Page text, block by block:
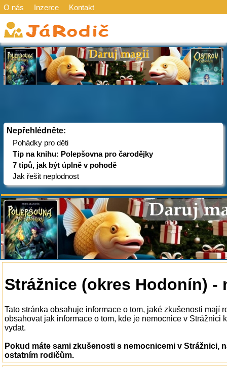
O nás Inzerce Kontakt
Nepřehlédněte:
Pohádky pro děti
Tip na knihu: Polepšovna pro čarodějky
7 tipů, jak být úplně v pohodě
Jak řešit neplodnost
Strážnice (okres Hodonín) -
Tato stránka obsahuje informace o tom, jaké zkušenosti mají
obsahovat jak informace o tom, kde je nemocnice v Strážnici
vydat.
Pokud máte sami zkušenosti s nemocnicemi v Strážnici,
ostatním rodičům.